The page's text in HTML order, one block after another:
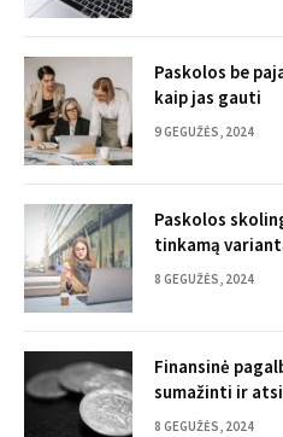
Paskolos be
kaip jas gauti
9 GEGUŽĖS, 2024
Paskolos
tinkamą
8 GEGUŽĖS, 2024
Finansinė
sumažinti ir
8 GEGUŽĖS, 2024